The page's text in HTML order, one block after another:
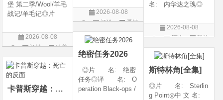
道之恋 / 白色宫殿◎
年 代: 1990◎
类 别: 剧情 / 爱
情◎语
2026-08-08
评论
爱情
片
名: 内华达之瑰◎
玫瑰 / 英伦转生号
(港) / 谜航(台)◎年
地: 英国◎类
别: 剧情 / 恐
2026-08-08
评论
恐怖
片
堡 第二季/Wool/羊毛
战记/羊毛记◎片
◎年 代 2024◎
产 地 美国◎
幻 / 悬疑◎语
言 英语◎上映日
2026-08-08
评论
欧美
剧
绝密任务2026
◎片 名: 绝密
任务◎译 名: O
peration Black-ops /
斯特林角[全集]
◎片 名: Sterlin
g Point◎中 文 名:
卡普斯穿越：死亡的反面